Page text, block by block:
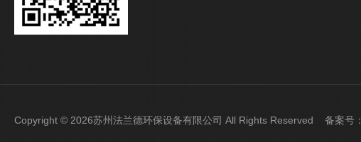
Copyright © 2026苏州法兰德环保设备有限公司 All Rights Reserved 备案号：